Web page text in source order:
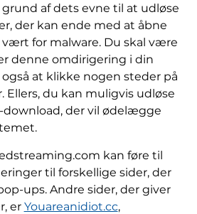
af dets evne til at udløse
der kan ende med at åbne
for malware. Du skal være
denne omdirigering i din
at klikke nogen steder på
Ellers, du kan muligvis udløse
download, der vil ødelægge
kan føre til
til forskellige sider, der
ups. Andre sider, der giver
er Youareanidiot.cc,